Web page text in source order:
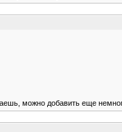
можно добавить еще